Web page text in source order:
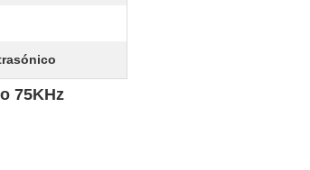
75KHz